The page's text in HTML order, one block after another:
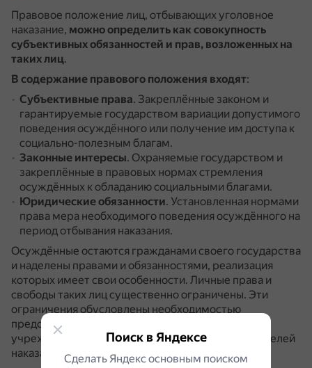
Правовое положение лиц, отбывающих уголовное
наказание, можно определить как совокупность
субъективных обязанностей и прав, возложенных на
таких лиц.
В содержание правового положения входят:
Субъективные права. Закреплённые законом и
гарантируемые государством вариации допустимого
поведения осуждённого или получение им доступа к
социально-полезным благам.
Законные интересы. Охраняемые государством и
закреплённые в правовых нормах стремления
осуждённых к обладанию социальными благами.
Юридические обязанности. Установленная нормами
права мера необходимого поведения осуждённого на
период отбывания наказания.
Осуждённые остаются гражданами своего государства
и наделены правами и обязанностями, реализация
которых имеет свои особенности. Личные права и
свободы таких лиц существенно ограничены. Эти
ограничения обусловлены необходимостью
предоставления администрации исправительных
учреждений правовых рычагов для достижения целей
наказания.
Поиск в Яндексе
Сделать Яндекс основным поиском